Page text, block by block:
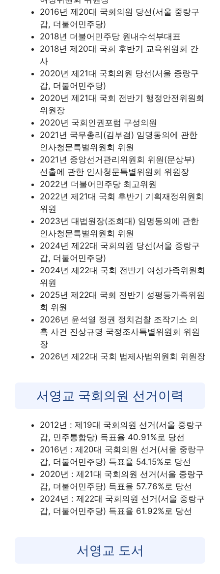
2016년 제20대 국회의원 당선(서울 중랑구
갑, 더불어민주당)
2018년 더불어민주당 원내수석부대표
2018년 제20대 국회 후반기 교육위원회 간
사
2020년 제21대 국회의원 당선(서울 중랑구
갑, 더불어민주당)
2020년 제21대 국회 전반기 행정안전위원회
위원장
2020년 국회인권포럼 구성의원
2021년 국무총리(김부겸) 임명동의에 관한
인사청문특별위원회 위원
2021년 중앙선거관리위원회 위원(문상부)
선출에 관한 인사청문특별위원회 위원장
2022년 더불어민주당 최고위원
2022년 제21대 국회 후반기 기획재정위원회
위원
2023년 대법원장(조희대) 임명동의에 관한
인사청문특별위원회 위원
2024년 제22대 국회의원 당선(서울 중랑구
갑, 더불어민주당)
2024년 제22대 국회 전반기 여성가족위원회
위원
2025년 제22대 국회 전반기 성평등가족위원
회 위원
2026년 윤석열 정권 정치검찰 조작기소 의
혹 사건 진상규명 국정조사특별위원회 위원
장
2026년 제22대 국회 법제사법위원회 위원장
서영교 국회의원 선거이력
2012년 : 제19대 국회의원 선거(서울 중랑구
갑, 민주통합당) 득표율 40.91%로 당선
2016년 : 제20대 국회의원 선거(서울 중랑구
갑, 더불어민주당) 득표율 54.15%로 당선
2020년 : 제21대 국회의원 선거(서울 중랑구
갑, 더불어민주당) 득표율 57.76%로 당선
2024년 : 제22대 국회의원 선거(서울 중랑구
갑, 더불어민주당) 득표율 61.92%로 당선
서영교 도서